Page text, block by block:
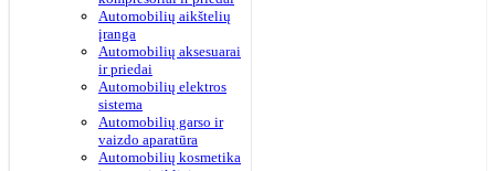
Automobilių aikštelių
įranga
Automobilių aksesuarai
ir priedai
Automobilių elektros
sistema
Automobilių garso ir
vaizdo aparatūra
Automobilių kosmetika